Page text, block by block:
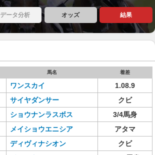
データ分析 オッズ 結果
馬名 着差
ワンスカイ
1.08.9
サイヤダンサー
クビ
ショウナンラスボス
3/4馬身
メイショウエニシア
アタマ
ディヴィナシオン
クビ